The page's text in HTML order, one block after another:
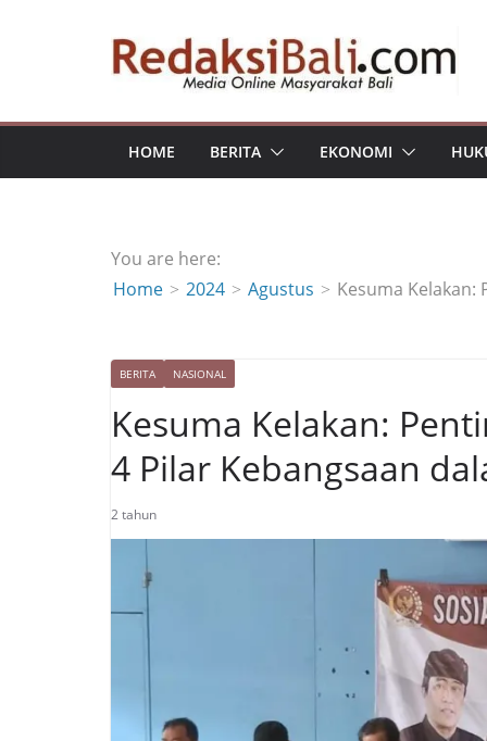
HOME BERITA EKONOMI
You are here:
Home
2024 Agustus Kesuma
BERITA NASIONAL
Kesuma Kelakan:
4 Pilar Kebangsaan
2 tahun